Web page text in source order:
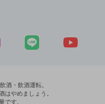
酒・飲酒運転。
はやめましょう。
です。